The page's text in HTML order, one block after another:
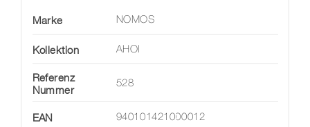
Marke NOMOS
Kollektion AHOI
Referenz
Nummer
528
EAN 940101421000012